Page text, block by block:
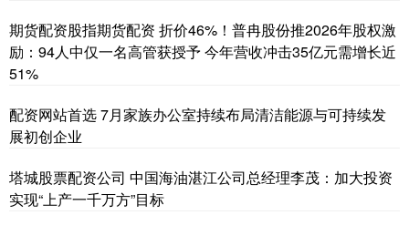
期货配资股指期货配资 折价46%！普冉股份推2026年股权激
励：94人中仅一名高管获授予 今年营收冲击35亿元需增长近
51%
配资网站首选 7月家族办公室持续布局清洁能源与可持续发
展初创企业
塔城股票配资公司 中国海油湛江公司总经理李茂：加大投资
实现“上产一千万方”目标